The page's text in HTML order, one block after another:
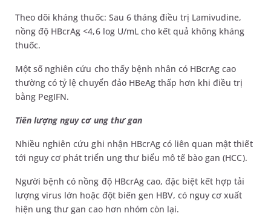
Theo dõi kháng thuốc: Sau 6 tháng điều trị Lamivudine,
nồng độ HBcrAg <4,6 log U/mL cho kết quả không kháng
thuốc.
Một số nghiên cứu cho thấy bệnh nhân có HBcrAg cao
thường có tỷ lệ chuyển đảo HBeAg thấp hơn khi điều trị
bằng PegIFN.
Tiên lượng nguy cơ ung thư gan
Nhiều nghiên cứu ghi nhận HBcrAg có liên quan mật thiết
tới nguy cơ phát triển ung thư biểu mô tế bào gan (HCC).
Người bệnh có nồng độ HBcrAg cao, đặc biệt kết hợp tải
lượng virus lớn hoặc đột biến gen HBV, có nguy cơ xuất
hiện ung thư gan cao hơn nhóm còn lại.